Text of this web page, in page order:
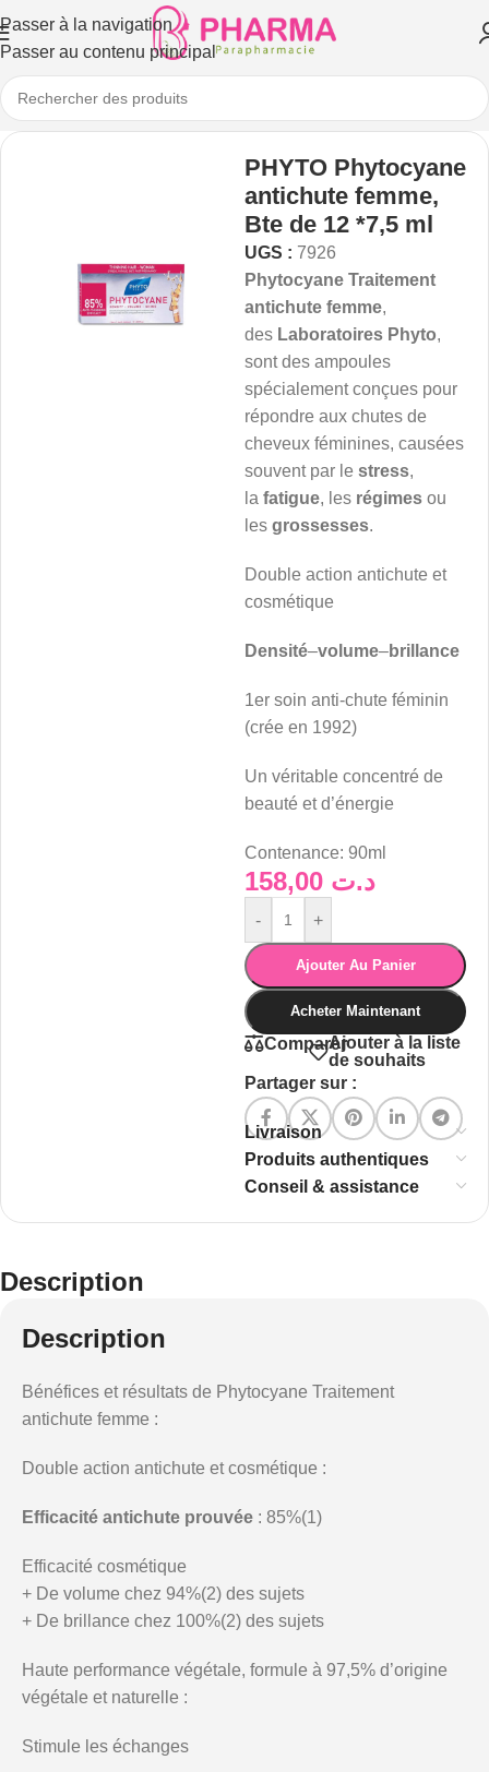
Passer à la navigation
Passer au contenu principal
PHYTO Phytocyane
antichute femme,
Bte de 12 *7,5 ml
UGS : 7926
Phytocyane Traitement
antichute femme,
des Laboratoires Phyto,
sont des ampoules
spécialement conçues pour
répondre aux chutes de
cheveux féminines, causées
souvent par le stress,
la fatigue, les régimes ou
les grossesses.
Double action antichute et
cosmétique
Densité–volume–brillance
1er soin anti-chute féminin
(crée en 1992)
Un véritable concentré de
beauté et d’énergie
Contenance: 90ml
د.ت
- +
Ajouter Au Panier
Acheter Maintenant
ComparerAjouter à la liste
de souhaits
Partager sur :
Livraison
Produits authentiques
Conseil & assistance
Description
Description
Bénéfices et résultats de Phytocyane Traitement
antichute femme :
Double action antichute et cosmétique :
Efficacité antichute prouvée : 85%(1)
Efficacité cosmétique
+ De volume chez 94%(2) des sujets
+ De brillance chez 100%(2) des sujets
Haute performance végétale, formule à 97,5% d’origine
végétale et naturelle :
Stimule les échanges